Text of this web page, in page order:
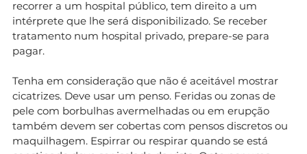
recorrer a um hospital público, tem direito a um
intérprete que lhe será disponibilizado. Se receber
tratamento num hospital privado, prepare-se para
pagar.
Tenha em consideração que não é aceitável mostrar
cicatrizes. Deve usar um penso. Feridas ou zonas de
pele com borbulhas avermelhadas ou em erupção
também devem ser cobertas com pensos discretos ou
maquilhagem. Espirrar ou respirar quando se está